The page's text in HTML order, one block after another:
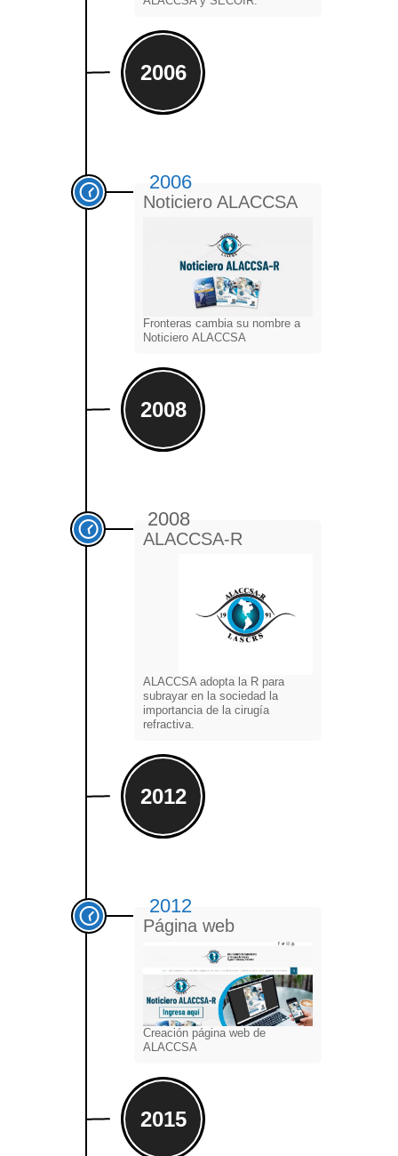
2006
2006
Noticiero ALACCSA
Fronteras cambia su nombre a
Noticiero ALACCSA
2008
2008
ALACCSA-R
ALACCSA adopta la R para
subrayar en la sociedad la
importancia de la cirugía
refractiva.
2012
2012
Página web
Creación página web de
ALACCSA
2015